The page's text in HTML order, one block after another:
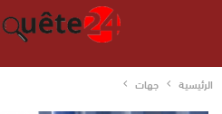
الرئيسية جهات